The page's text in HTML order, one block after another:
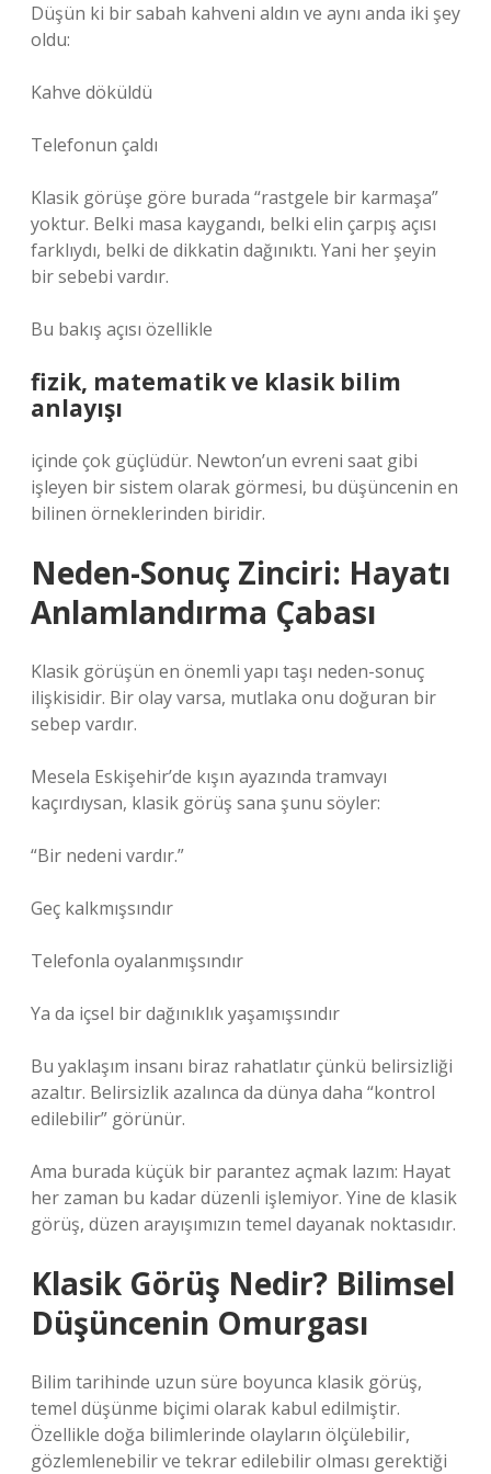
Düşün ki bir sabah kahveni aldın ve aynı anda iki şey
oldu:
Kahve döküldü
Telefonun çaldı
Klasik görüşe göre burada “rastgele bir karmaşa”
yoktur. Belki masa kaygandı, belki elin çarpış açısı
farklıydı, belki de dikkatin dağınıktı. Yani her şeyin
bir sebebi vardır.
Bu bakış açısı özellikle
fizik, matematik ve klasik bilim
anlayışı
içinde çok güçlüdür. Newton’un evreni saat gibi
işleyen bir sistem olarak görmesi, bu düşüncenin en
bilinen örneklerinden biridir.
Neden-Sonuç Zinciri: Hayatı
Anlamlandırma Çabası
Klasik görüşün en önemli yapı taşı neden-sonuç
ilişkisidir. Bir olay varsa, mutlaka onu doğuran bir
sebep vardır.
Mesela Eskişehir’de kışın ayazında tramvayı
kaçırdıysan, klasik görüş sana şunu söyler:
“Bir nedeni vardır.”
Geç kalkmışsındır
Telefonla oyalanmışsındır
Ya da içsel bir dağınıklık yaşamışsındır
Bu yaklaşım insanı biraz rahatlatır çünkü belirsizliği
azaltır. Belirsizlik azalınca da dünya daha “kontrol
edilebilir” görünür.
Ama burada küçük bir parantez açmak lazım: Hayat
her zaman bu kadar düzenli işlemiyor. Yine de klasik
görüş, düzen arayışımızın temel dayanak noktasıdır.
Klasik Görüş Nedir? Bilimsel
Düşüncenin Omurgası
Bilim tarihinde uzun süre boyunca klasik görüş,
temel düşünme biçimi olarak kabul edilmiştir.
Özellikle doğa bilimlerinde olayların ölçülebilir,
gözlemlenebilir ve tekrar edilebilir olması gerektiği